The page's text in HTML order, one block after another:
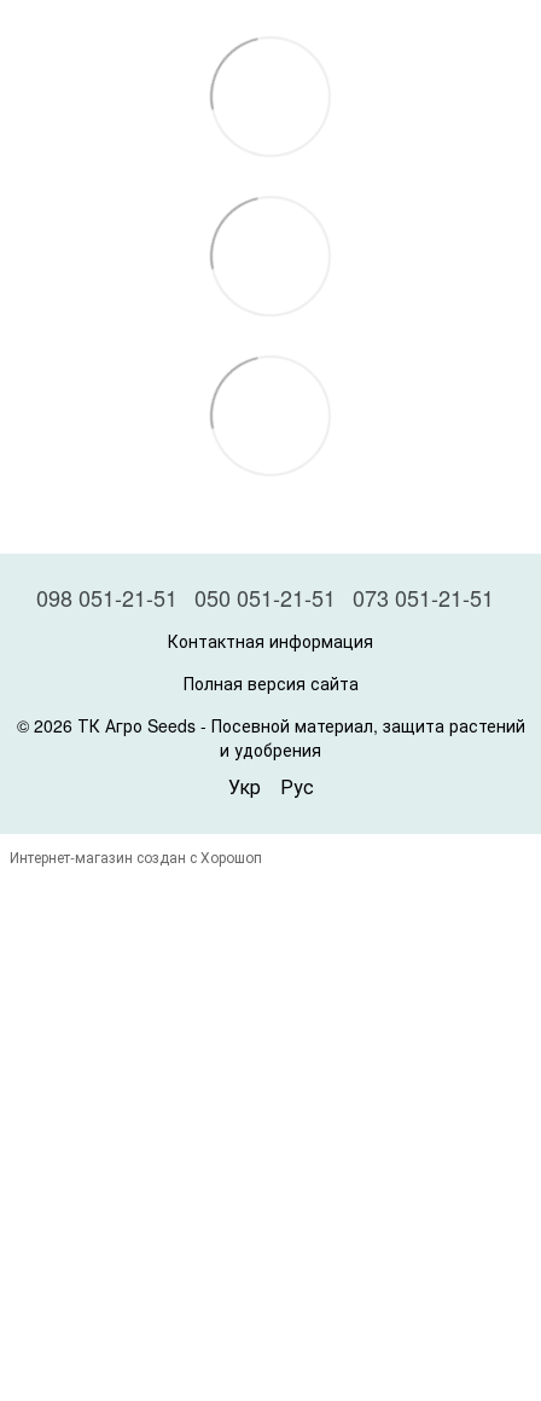
098 051-21-51 050 051-21-51 073 051-21-51
Контактная информация
Полная версия сайта
© 2026 ТК Агро Seeds - Посевной материал, защита растений
и удобрения
Укр Рус
Интернет-магазин создан с Хорошоп